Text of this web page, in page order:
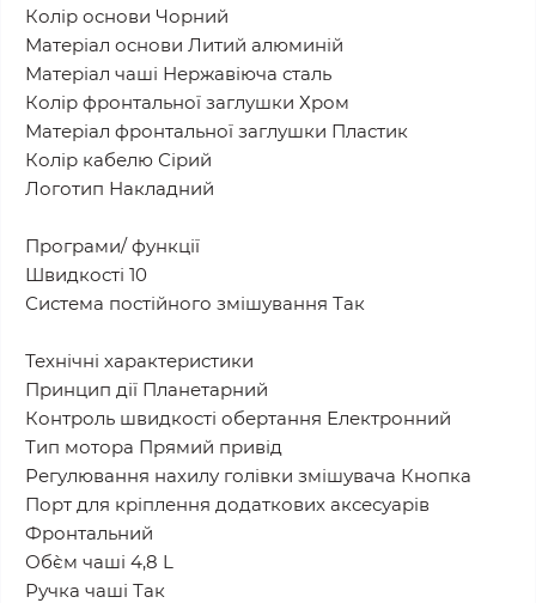
Колір основи Чорний
Матеріал основи Литий алюминій
Матеріал чаші Нержавіюча сталь
Колір фронтальної заглушки Хром
Матеріал фронтальної заглушки Пластик
Колір кабелю Сірий
Логотип Накладний
Програми/ функції
Швидкості 10
Система постійного змішування Так
Технічні характеристики
Принцип дії Планетарний
Контроль швидкості обертання Електронний
Тип мотора Прямий привід
Регулювання нахилу голівки змішувача Кнопка
Порт для кріплення додаткових аксесуарів
Фронтальний
Об`єм чаші 4,8 L
Ручка чаші Так